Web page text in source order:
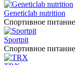
Geneticlab nutrition
Спортивное питание
Sportpit
Спортивное питание